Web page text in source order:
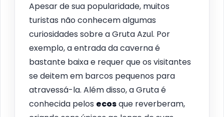
Apesar de sua popularidade, muitos
turistas não conhecem algumas
curiosidades sobre a Gruta Azul. Por
exemplo, a entrada da caverna é
bastante baixa e requer que os visitantes
se deitem em barcos pequenos para
atravessá-la. Além disso, a Gruta é
conhecida pelos ecosque reverberam,